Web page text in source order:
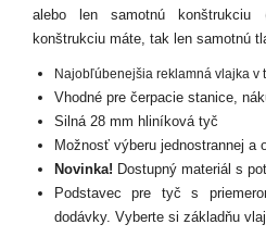
alebo len samotnú konštrukciu
konštrukciu máte, tak len samotnú
Najobľúbenejšia reklamná vlajka v
Vhodné pre čerpacie stanice,
Silná 28 mm hliníková tyč
Možnosť výberu jednostrannej a
Novinka! Dostupný materiál s
Podstavec pre tyč s
dodávky. Vyberte si základňu